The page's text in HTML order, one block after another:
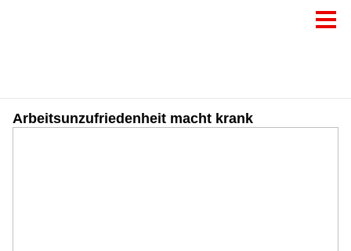
Arbeitsunzufriedenheit macht krank